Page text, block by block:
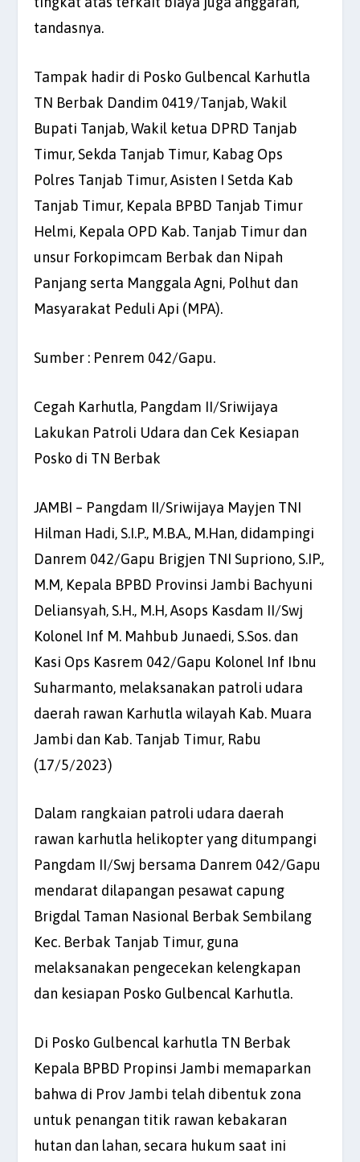
tandasnya.
Tampak hadir di Posko Gulbencal Karhutla
TN Berbak Dandim 0419/Tanjab, Wakil
Bupati Tanjab, Wakil ketua DPRD Tanjab
Timur, Sekda Tanjab Timur, Kabag Ops
Polres Tanjab Timur, Asisten I Setda Kab
Tanjab Timur, Kepala BPBD Tanjab Timur
Helmi, Kepala OPD Kab. Tanjab Timur dan
unsur Forkopimcam Berbak dan Nipah
Panjang serta Manggala Agni, Polhut dan
Masyarakat Peduli Api (MPA).
Sumber : Penrem 042/Gapu.
Cegah Karhutla, Pangdam II/Sriwijaya
Lakukan Patroli Udara dan Cek Kesiapan
Posko di TN Berbak
JAMBI – Pangdam II/Sriwijaya Mayjen TNI
Hilman Hadi, S.I.P., M.B.A., M.Han, didampingi
Danrem 042/Gapu Brigjen TNI Supriono, S.IP.,
M.M, Kepala BPBD Provinsi Jambi Bachyuni
Deliansyah, S.H., M.H, Asops Kasdam II/Swj
Kolonel Inf M. Mahbub Junaedi, S.Sos. dan
Kasi Ops Kasrem 042/Gapu Kolonel Inf Ibnu
Suharmanto, melaksanakan patroli udara
daerah rawan Karhutla wilayah Kab. Muara
Jambi dan Kab. Tanjab Timur, Rabu
(17/5/2023)
Dalam rangkaian patroli udara daerah
rawan karhutla helikopter yang ditumpangi
Pangdam II/Swj bersama Danrem 042/Gapu
mendarat dilapangan pesawat capung
Brigdal Taman Nasional Berbak Sembilang
Kec. Berbak Tanjab Timur, guna
melaksanakan pengecekan kelengkapan
dan kesiapan Posko Gulbencal Karhutla.
Di Posko Gulbencal karhutla TN Berbak
Kepala BPBD Propinsi Jambi memaparkan
bahwa di Prov Jambi telah dibentuk zona
untuk penangan titik rawan kebakaran
hutan dan lahan, secara hukum saat ini